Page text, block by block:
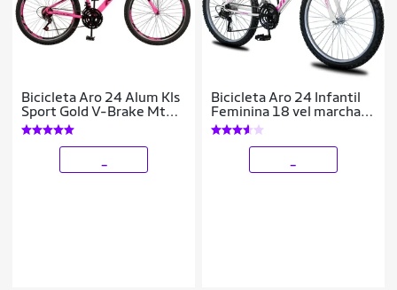
Bicicleta Aro 24 Alum Kls
Sport Gold V-Brake Mtb
21V Feminina
Bicicleta Aro 24 Infantil
Feminina 18 vel marchas
Dropp Sport Freio V-
Brake